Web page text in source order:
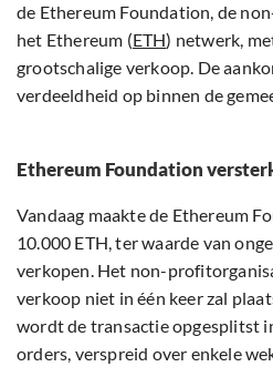
de Ethereum Foundation, de
het Ethereum (ETH) netwerk,
grootschalige verkoop. De
verdeeldheid op binnen de
Ethereum Foundation
Vandaag maakte de Ethereum
10.000 ETH, ter waarde van
verkopen. Het non-
verkoop niet in één keer zal
wordt de transactie opgesplitst
orders, verspreid over enkele